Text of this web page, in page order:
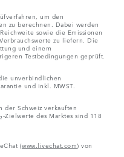
um den
zu berechnen. Dabei werden
sowie die Emissionen
zu liefern. Die
und einem
Testbedingungen geprüft.
unverbindlichen
und inkl. MWST.
der Schweiz verkauften
Zielwerte des Marktes sind 118
(www.livechat.com) von